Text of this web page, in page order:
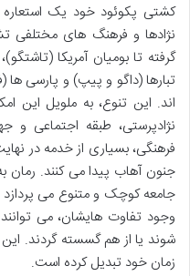
کشتی پکوئود خود یک
نژادها و فرهنگ های مختلفی
گرفته تا بومیان آمریکا
تبارها (داگو و پیپ) و پارسی
اند. این تنوع، به ملویل این
نژادپرستی، طبقه اجتماعی و
فرهنگی، بسیاری از خدمه در
جنون آهاب پیدا می کنند.
جامعه کوچک و متنوع می
وجود تفاوت هایشان، می
شوند یا از هم گسسته گردند. این
زمان خود تبدیل کرده است.